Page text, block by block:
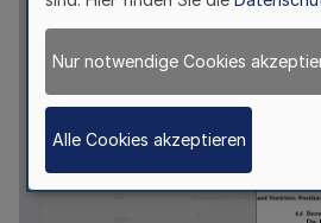
Nur notwendige Cookies
Alle Cookies akzeptieren